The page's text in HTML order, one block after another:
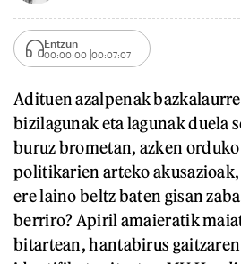
Entzun
00:00:00 00:07:07
Adituen azalpenak
bizilagunak eta lagunak duela
buruz brometan, azken
politikarien arteko akusazioak,
ere laino beltz baten gisan
berriro? Apiril amaieratik
bitartean, hantabirus